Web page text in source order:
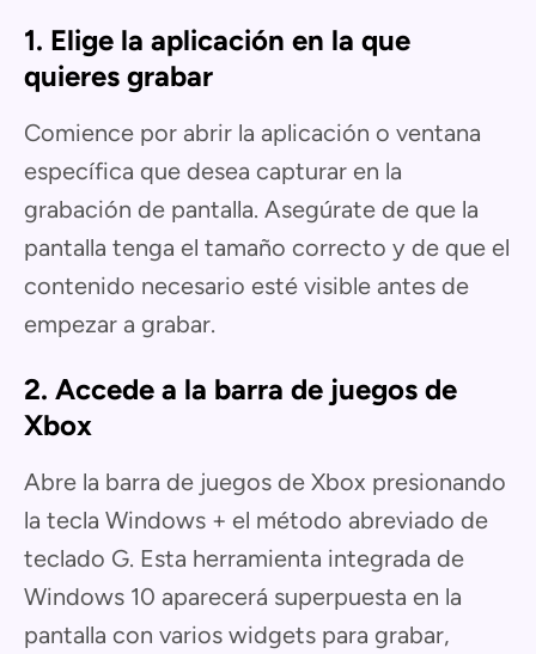
1. Elige la aplicación en la que
quieres grabar
Comience por abrir la aplicación o ventana
específica que desea capturar en la
grabación de pantalla. Asegúrate de que la
pantalla tenga el tamaño correcto y de que el
contenido necesario esté visible antes de
empezar a grabar.
2. Accede a la barra de juegos de
Xbox
Abre la barra de juegos de Xbox presionando
la tecla Windows + el método abreviado de
teclado G. Esta herramienta integrada de
Windows 10 aparecerá superpuesta en la
pantalla con varios widgets para grabar,